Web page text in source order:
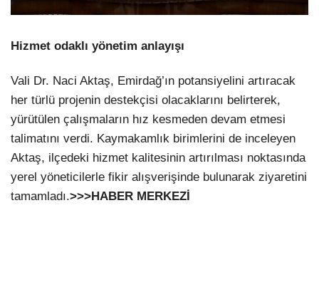
Hizmet odaklı yönetim anlayışı
Vali Dr. Naci Aktaş, Emirdağ’ın potansiyelini artıracak
her türlü projenin destekçisi olacaklarını belirterek,
yürütülen çalışmaların hız kesmeden devam etmesi
talimatını verdi. Kaymakamlık birimlerini de inceleyen
Aktaş, ilçedeki hizmet kalitesinin artırılması noktasında
yerel yöneticilerle fikir alışverişinde bulunarak ziyaretini
tamamladı.>>>HABER MERKEZİ